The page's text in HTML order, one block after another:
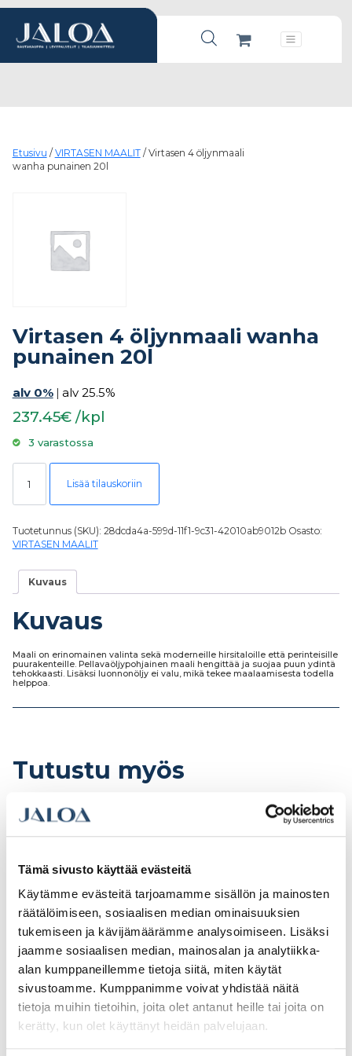
Tämä sivusto käyttää evästeitä
Käytämme evästeitä tarjoamamme sisällön ja mainosten
räätälöimiseen, sosiaalisen median ominaisuuksien
tukemiseen ja kävijämäärämme analysoimiseen. Lisäksi
jaamme sosiaalisen median, mainosalan ja analytiikka-
alan kumppaneillemme tietoja siitä, miten käytät
sivustoamme. Kumppanimme voivat yhdistää näitä
tietoja muihin tietoihin, joita olet antanut heille tai joita on
kerätty, kun olet käyttänyt heidän palvelujaan.
Products search
Päävalikko
Etusivu / VIRTASEN MAALIT/ Virtasen 4 öljynmaali
wanha punainen 20l
Virtasen 4 öljynmaali wanha
punainen 20l
alv 0% | alv 25.5%
237.45€ /kpl
3 varastossa
Virtasen 4 öljynmaali wanha punainen 20l määrä
Lisää tilauskoriin
Tuotetunnus (SKU): 28dcda4a-599d-11f1-9c31-42010ab9012b Osasto:
VIRTASEN MAALIT
Kuvaus
Kuvaus
Maali on erinomainen valinta sekä moderneille hirsitaloille että perinteisille
puurakenteille. Pellavaöljypohjainen maali hengittää ja suojaa puun ydintä
tehokkaasti. Lisäksi luonnonöljy ei valu, mikä tekee maalaamisesta todella
helppoa.
Tutustu myös
Virtasen
homeentappaja 1l
Virtasen 4 öljynmaali C
sävytettävä 18l